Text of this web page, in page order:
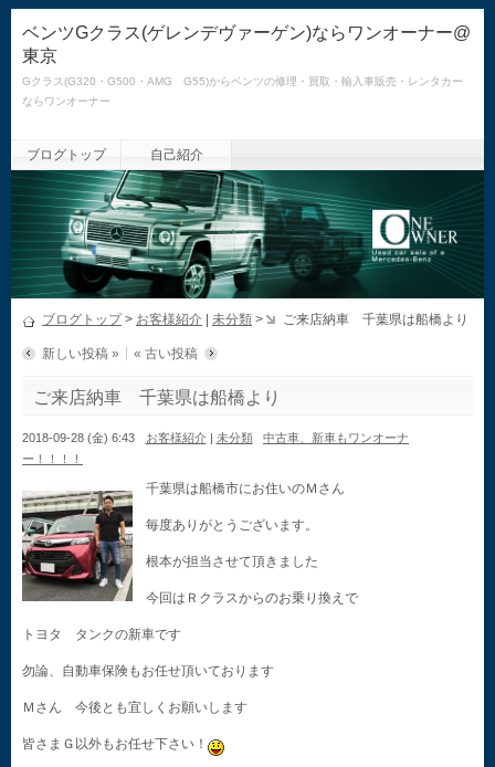
ベンツGクラス(ゲレンデヴァーゲン)ならワンオーナー@
東京
Gクラス(G320・G500・AMG G55)からベンツの修理・買取・輸入車販売・レンタカー
ならワンオーナー
ブログトップ 自己紹介
ブログトップ> お客様紹介 未分類 > ご来店納車 千葉県は船橋より
新しい投稿 » « 古い投稿
ご来店納車 千葉県は船橋より
2018-09-28 (金) 6:43 お客様紹介| 未分類
中古車、新車もワンオーナ
ー！！！！
千葉県は船橋市にお住いのＭさん
毎度ありがとうございます。
根本が担当させて頂きました
今回はＲクラスからのお乗り換えで
トヨタ タンクの新車です
勿論、自動車保険もお任せ頂いております
Ｍさん 今後とも宜しくお願いします
皆さまＧ以外もお任せ下さい！